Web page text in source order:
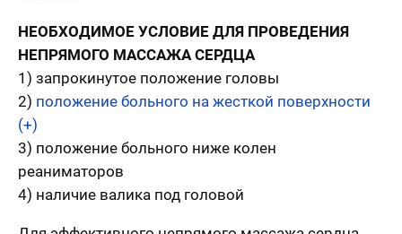
НЕОБХОДИМОЕ УСЛОВИЕ ДЛЯ ПРОВЕДЕНИЯ
НЕПРЯМОГО МАССАЖА СЕРДЦА
1) запрокинутое положение головы
2) положение больного на жесткой поверхности
(+)
3) положение больного ниже колен
реаниматоров
4) наличие валика под головой